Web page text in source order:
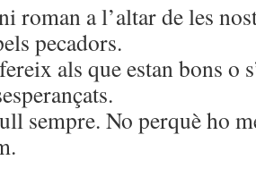
roman a l’altar de les
pecadors.
als que estan bons o
sempre. No perquè ho